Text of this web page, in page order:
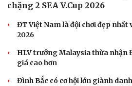
chặng 2 SEA V.Cup 2026
ĐT Việt Nam là đội chơi đẹp nhất
2026
HLV trưởng Malaysia thừa nhận
giá cao hơn
Đình Bắc có cơ hội lớn giành